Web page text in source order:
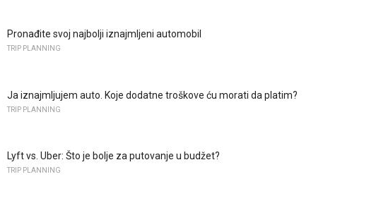
Pronađite svoj najbolji iznajmljeni automobil
TRIP PLANNING
Ja iznajmljujem auto. Koje dodatne troškove ću morati da platim?
TRIP PLANNING
Lyft vs. Uber: Što je bolje za putovanje u budžet?
TRIP PLANNING